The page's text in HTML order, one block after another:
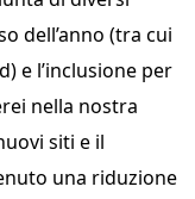
dell’anno (tra cui
e l’inclusione per
nella nostra
siti e il
una riduzione